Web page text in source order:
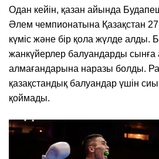
Одан кейін, қазан айында
Әлем чемпионатына Қазақстан
күміс және бір қола жүлде алды.
жанкүйерлер балуандарды
алмағандарына наразы болды.
қазақстандық балуандар үшін
қоймады.